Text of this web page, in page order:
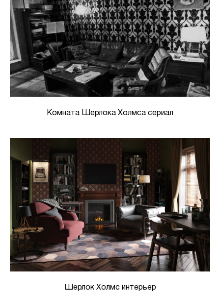
Комната Шерлока Холмса сериал
Шерлок Холмс интерьер